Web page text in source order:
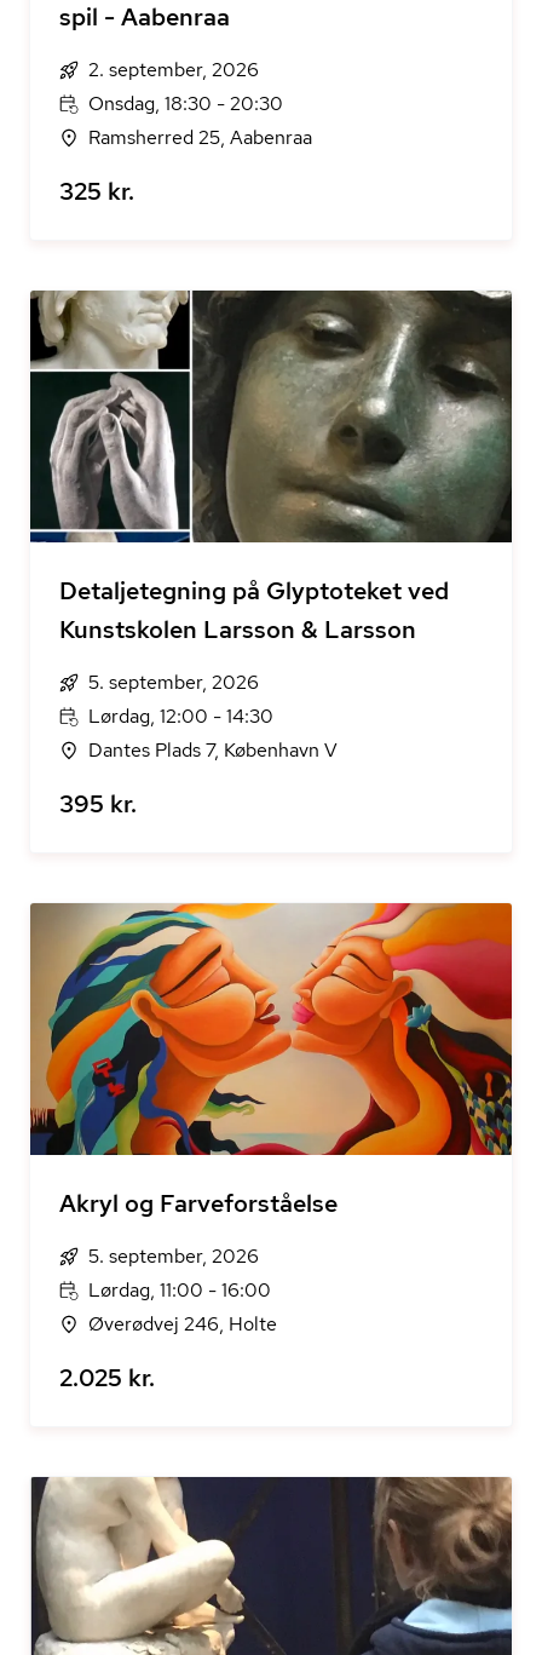
spil - Aabenraa
2. september, 2026
Onsdag, 18:30 - 20:30
Ramsherred 25, Aabenraa
325 kr.
Detaljetegning på Glyptoteket ved
Kunstskolen Larsson & Larsson
5. september, 2026
Lørdag, 12:00 - 14:30
Dantes Plads 7, København V
395 kr.
Akryl og Farveforståelse
5. september, 2026
Lørdag, 11:00 - 16:00
Øverødvej 246, Holte
2.025 kr.